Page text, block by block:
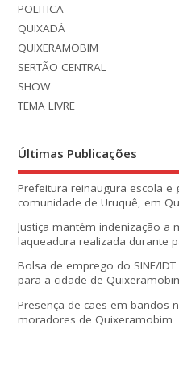
POLITICA
QUIXADÁ
QUIXERAMOBIM
SERTÃO CENTRAL
SHOW
TEMA LIVRE
Últimas Publicações
Prefeitura reinaugura escola e
comunidade de Uruquê, em
Justiça mantém indenização a
laqueadura realizada durante
Bolsa de emprego do SINE/
para a cidade de
Presença de cães em bandos
moradores de Quixeramobim